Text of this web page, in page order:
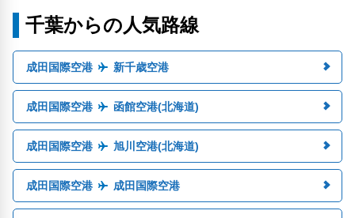
千葉からの人気路線
成田国際空港 新千歳空港
成田国際空港 函館空港(北海道)
成田国際空港 旭川空港(北海道)
成田国際空港 成田国際空港